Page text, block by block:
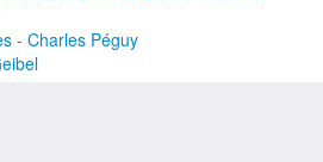
- Charles Péguy